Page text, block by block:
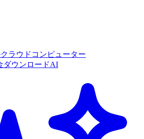
ラウドコンピューター
ダウンロードAI